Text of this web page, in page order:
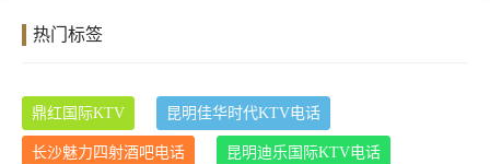
热门标签
鼎红国际KTV 昆明佳华时代KTV电话
长沙魅力四射酒吧电话 昆明迪乐国际KTV电话